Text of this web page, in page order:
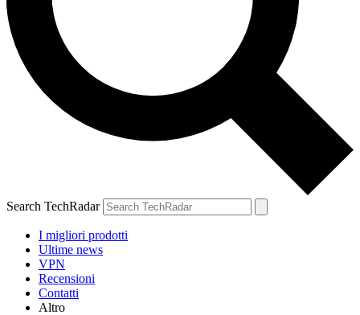
Search TechRadar
I migliori prodotti
Ultime news
VPN
Recensioni
Contatti
Altro